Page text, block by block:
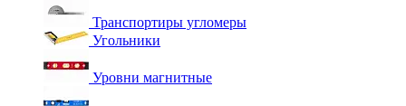
Транспортиры угломеры
Угольники
Уровни магнитные